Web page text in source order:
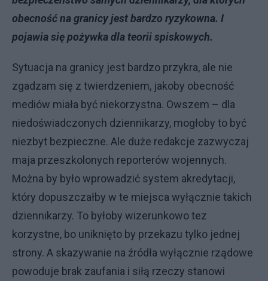
obecność na granicy jest bardzo ryzykowna. I
pojawia się pożywka dla teorii spiskowych.
Sytuacja na granicy jest bardzo przykra, ale nie
zgadzam się z twierdzeniem, jakoby obecność
mediów miała być niekorzystna. Owszem – dla
niedoświadczonych dziennikarzy, mogłoby to być
niezbyt bezpieczne. Ale duże redakcje zazwyczaj
maja przeszkolonych reporterów wojennych.
Można by było wprowadzić system akredytacji,
który dopuszczałby w te miejsca wyłącznie takich
dziennikarzy. To byłoby wizerunkowo tez
korzystne, bo uniknięto by przekazu tylko jednej
strony. A skazywanie na źródła wyłącznie rządowe
powoduje brak zaufania i siłą rzeczy stanowi